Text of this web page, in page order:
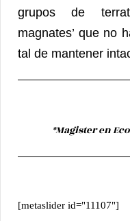
grupos de
magnates’ que no
tal de mantener
*Magister en
[metaslider id="11107"]